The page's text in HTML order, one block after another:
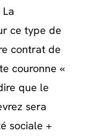
ce type de
contrat de
couronne «
que le
sera
sociale +